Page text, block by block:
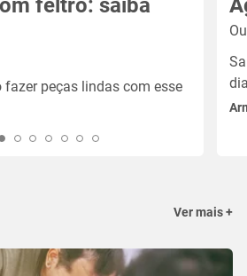
feltro: saiba
fazer peças lindas com esse
Ver mais +